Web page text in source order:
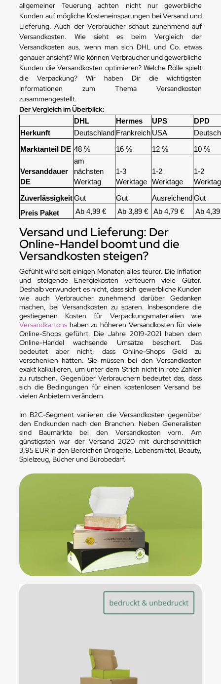
allgemeiner Teuerung achten nicht nur gewerbliche
Kunden auf mögliche Kosteneinsparungen bei Versand und
Lieferung. Auch der Verbraucher schaut zunehmend auf
Versandkosten. Wie sieht es beim Vergleich der
Versandkosten aus, wenn man sich DHL und Co. etwas
genauer ansieht? Wie können Verbraucher und gewerbliche
Kunden die Versandkosten optimieren? Welche Rolle spielt
die Verpackung? Wir haben Dir die wichtigsten
Informationen zum Thema Versandkosten
zusammengestellt.
Der Vergleich im Überblick:
DHL Hermes UPS
DPD
Herkunft
Deutschland Frankreich USA
Marktanteil DE 48 % 16 % 12 % 10 %
Versanddauer
DE
am
nächsten
Werktag
1-3
Werktage
1-2
Werktage
1-2
ZuverlässigkeitGut Gut Ausreichend Gut
Preis Paket
Ab 4,99 € Ab 3,89 € Ab 4,79 € Ab
Versand und Lieferung: Der
Online-Handel boomt und die
Versandkosten steigen?
Gefühlt wird seit einigen Monaten alles teurer. Die Inflation
und steigende Energiekosten verteuern viele Güter.
Deshalb verwundert es nicht, dass sich gewerbliche Kunden
wie auch Verbraucher zunehmend darüber Gedanken
machen, bei Versandkosten zu sparen. Insbesondere die
gestiegenen Kosten für Verpackungsmaterialien wie
Versandkartons haben zu höheren Versandkosten für viele
Online-Shops geführt. Die Jahre 2019-2021 haben dem
Online-Handel wachsende Umsätze beschert. Das
bedeutet aber nicht, dass Online-Shops Geld zu
verschenken hätten. Sie müssen bei den Versandkosten
exakt kalkulieren, um unter dem Strich nicht in rote Zahlen
zu rutschen. Gegenüber Verbrauchern bedeutet das, dass
sich die Bedingungen für einen kostenlosen Versand bei
vielen Anbietern verändern.
Im B2C-Segment variieren die Versandkosten gegenüber
den Endkunden nach den Branchen. Neben Generalisten
sind Baumärkte bei den Versandkosten vorn. Am
günstigsten war der Versand 2020 mit durchschnittlich
3,95 EUR in den Bereichen Drogerie, Lebensmittel, Beauty,
Spielzeug, Bücher und Bürobedarf.